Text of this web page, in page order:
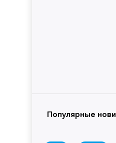
Популярные